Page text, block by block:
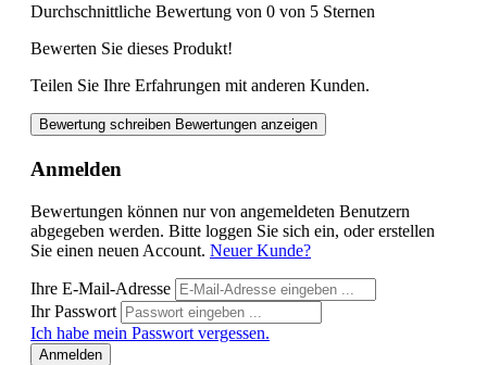
Durchschnittliche Bewertung von 0 von 5 Sternen
Bewerten Sie dieses Produkt!
Teilen Sie Ihre Erfahrungen mit anderen Kunden.
Bewertung schreiben Bewertungen anzeigen
Anmelden
Bewertungen können nur von angemeldeten Benutzern
abgegeben werden. Bitte loggen Sie sich ein, oder erstellen
Sie einen neuen Account. Neuer Kunde?
Ihre E-Mail-Adresse
Ihr Passwort
Ich habe mein Passwort vergessen.
Anmelden